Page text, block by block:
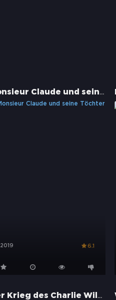
Monsieur Claude und seine Töchter
2019 6.1
Der Krieg des Charlie Wilson